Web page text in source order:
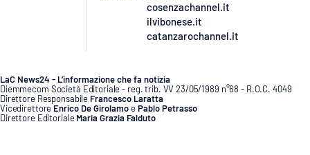
cosenzachannel.it
ilvibonese.it
catanzarochannel.it
LaC News24 - L’informazione che fa notizia
Diemmecom Società Editoriale - reg. trib. VV 23/05/1989 n°68 - R.O.C. 4049
Direttore Responsabile Francesco Laratta
Vicedirettore Enrico De GirolamoePablo Petrasso
Direttore Editoriale Maria Grazia Falduto